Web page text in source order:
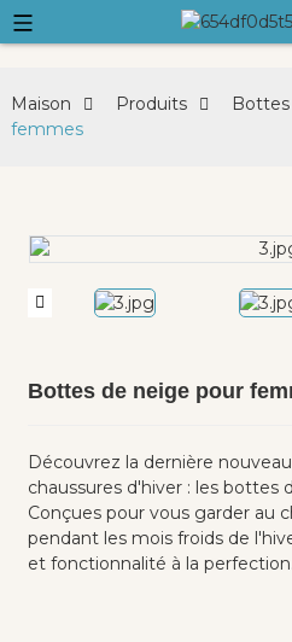
Maison Produits Bottes
femmes
Bottes de neige pour
Découvrez la dernière
chaussures d'hiver : les bottes
Conçues pour vous garder au
pendant les mois froids de
et fonctionnalité à la perfection.